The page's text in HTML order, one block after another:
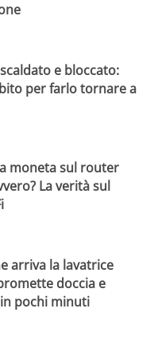
e bloccato:
per farlo tornare a
moneta sul router
La verità sul
arriva la lavatrice
doccia e
pochi minuti